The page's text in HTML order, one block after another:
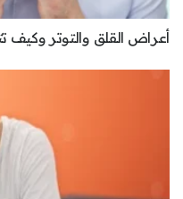
أعراض القلق والتوتر